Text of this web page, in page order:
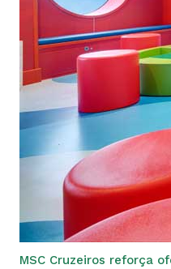
MSC Cruzeiros reforça